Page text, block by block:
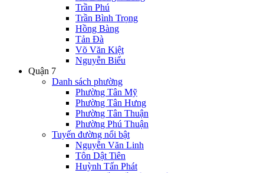
Trần Phú
Trần Bình Trọng
Hồng Bàng
Tản Đà
Võ Văn Kiệt
Nguyễn Biểu
Quận 7
Danh sách phường
Phường Tân Mỹ
Phường Tân Hưng
Phường Tân Thuận
Phường Phú Thuận
Tuyến đường nổi bật
Nguyễn Văn Linh
Tôn Dật Tiên
Huỳnh Tấn Phát